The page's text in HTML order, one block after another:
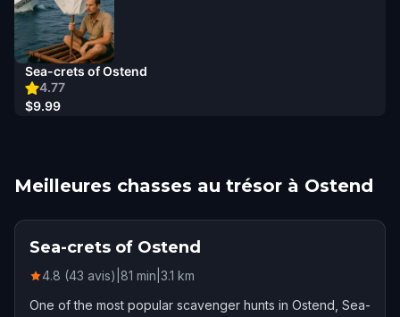
4.77
Sea-crets of Ostend
$9.99
Meilleures chasses au trésor à Ostend
Sea-crets of Ostend
4.8 (43 avis) 81 min 3.1 km
One of the most popular scavenger hunts in Ostend, Sea-